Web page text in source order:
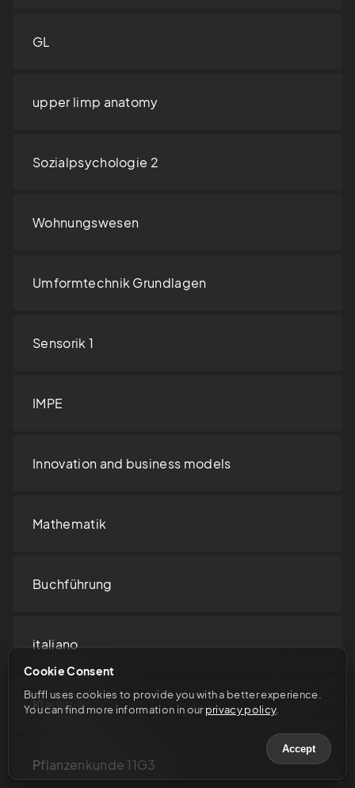
Cookie Consent
Buffl uses cookies to provide you with a better experience.
You can find more information in our privacy policy.
Accept
GL
upper limp anatomy
Sozialpsychologie 2
Wohnungswesen
Umformtechnik Grundlagen
Sensorik 1
IMPE
Innovation and business models
Mathematik
Buchführung
italiano
Klausuren
Pflanzenkunde 11G3